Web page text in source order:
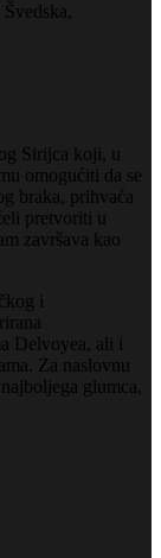
Sirijca koji, u
omogućiti da se
braka, prihvaća
pretvoriti u
završava kao
i
Delvoyea, ali i
Za naslovnu
glumca,